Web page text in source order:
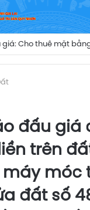
đấu giá
trên
móc
đất số